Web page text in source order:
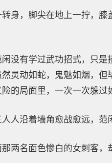
转身，脚尖在地上一拧，膝
闲没有学过武功招式，只
然灵动如蛇，鬼魅如烟，
险的局面里，一次一次躲过
人人沿着墙角愈战愈远，范
那两名面色惨白的女刺客，